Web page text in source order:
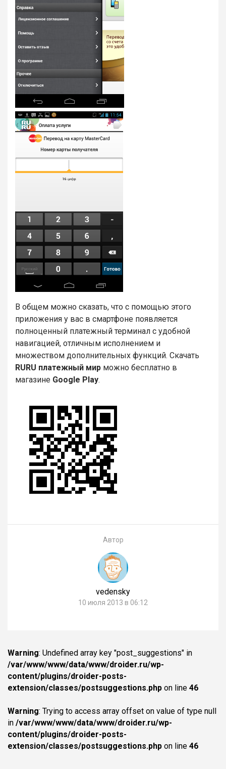
В общем можно сказать, что с помощью этого
приложения у вас в смартфоне появляется
полноценный платежный терминал с удобной
навигацией, отличным исполнением и
множеством дополнительных функций. Скачать
RURU платежный мир можно бесплатно в
магазине Google Play.
Автор
vedensky
10 июля 2013 в 06:12
Warning: Undefined array key "post_suggestions" in
/var/www/www/data/www/droider.ru/wp-
content/plugins/droider-posts-
extension/classes/postsuggestions.php on line 46
Warning: Trying to access array offset on value of type null
in /var/www/www/data/www/droider.ru/wp-
content/plugins/droider-posts-
extension/classes/postsuggestions.php on line 46